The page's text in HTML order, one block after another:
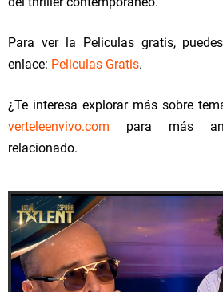
Para ver la Peliculas gratis,
enlace: Peliculas Gratis.
¿Te interesa explorar más sobre
verteleenvivo.com para más
relacionado.